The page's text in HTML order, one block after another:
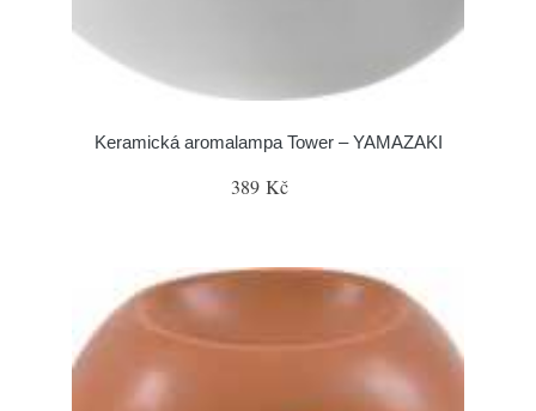
Keramická aromalampa Tower – YAMAZAKI
389 Kč